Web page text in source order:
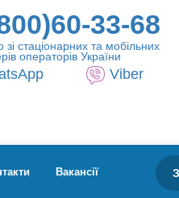
33-68
стаціонарних та мобільних
операторів України
Viber
Вакансії